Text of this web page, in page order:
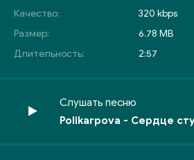
Качество:
320 kbps
Размер:
6.78 MB
Длительность:
2:57
Слушать песню
Polikarpova - Сердце